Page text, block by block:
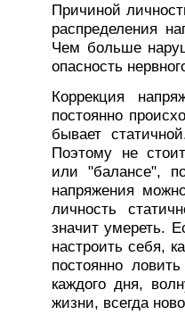
Причиной
распределения
Чем больше
опасность
Коррекция
постоянно
бывает
Поэтому не
или "балансе",
напряжения
личность
значит умереть.
настроить себя,
постоянно
каждого дня,
жизни, всегда